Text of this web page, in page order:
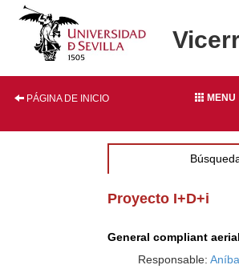
PÁGINA DE INICIO MENU
Proyecto I+D+i
General compliant
Responsable: